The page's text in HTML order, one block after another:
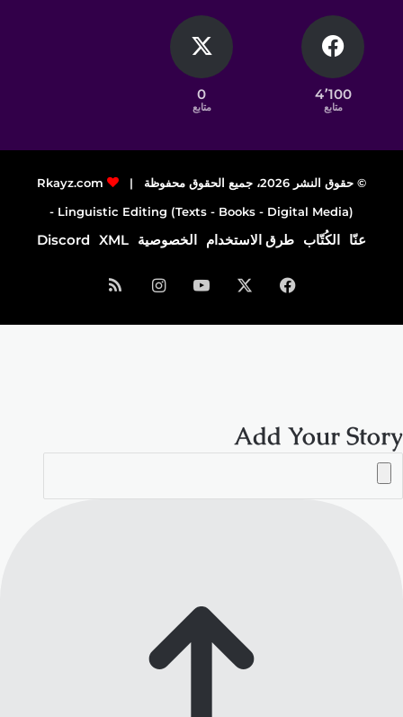
4٬100
متابع
0
متابع
© حقوق النشر 2026، جميع الحقوق محفوظة |
Rkayz.com
Linguistic Editing (Texts - Books - Digital Media) -
عنّا الكُتّاب طرق الاستخدام الخصوصية XML
Discord
فيسبوك ‫YouTubeانستقرامملخص
الموقع
Add Your Story